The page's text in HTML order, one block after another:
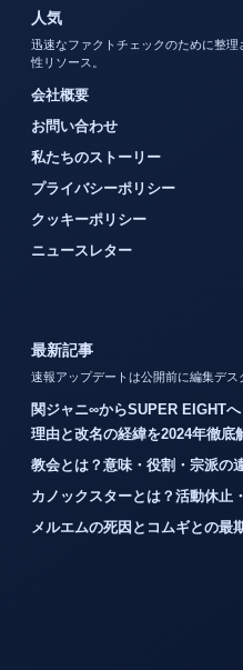
人気
迅速なファクトチェックのために整
性リソース。
会社概要
お問い合わせ
私たちのストーリー
プライバシーポリシー
クッキーポリシー
ニュースレター
最新記事
速報アップデートは公開前に編集デス
関ジャニ∞からSUPER EIGHT
理由と改名の経緯を2024年徹底
教会とは？意味・役割・宗派の
カノックスターとは？活動休止
メルエムの死因とコムギとの最